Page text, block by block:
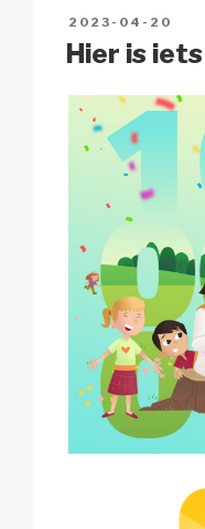
POSTED
ON
2023-04-20
Hier is